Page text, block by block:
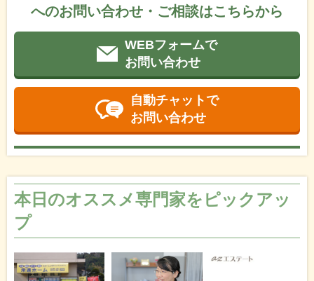
へのお問い合わせ・ご相談はこちらから
WEBフォームで
お問い合わせ
自動チャットで
お問い合わせ
本日のオススメ専門家をピックアッ
プ